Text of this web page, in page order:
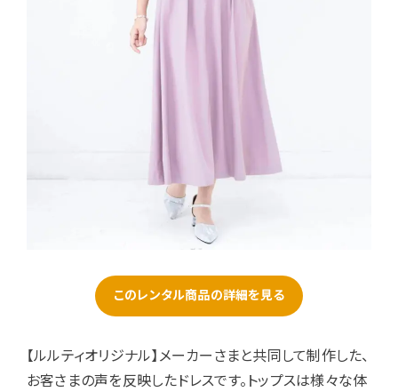
このレンタル商品の詳細を見る
【ルルティオリジナル】メーカーさまと共同して制作した、
お客さまの声を反映したドレスです。トップスは様々な体